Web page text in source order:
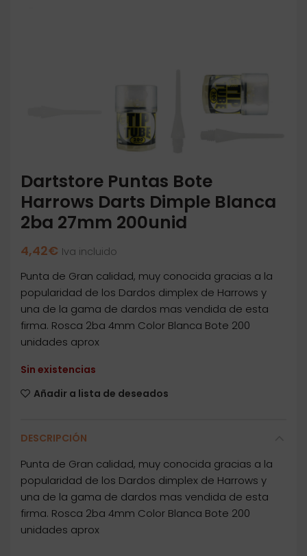
Dartstore Puntas Bote
Harrows Darts Dimple Blanca
2ba 27mm 200unid
4,42€ Iva incluido
Punta de Gran calidad, muy conocida gracias a la
popularidad de los Dardos dimplex de Harrows y
una de la gama de dardos mas vendida de esta
firma. Rosca 2ba 4mm Color Blanca Bote 200
unidades aprox
Sin existencias
Añadir a lista de deseados
DESCRIPCIÓN
Punta de Gran calidad, muy conocida gracias a la
popularidad de los Dardos dimplex de Harrows y
una de la gama de dardos mas vendida de esta
firma. Rosca 2ba 4mm Color Blanca Bote 200
unidades aprox